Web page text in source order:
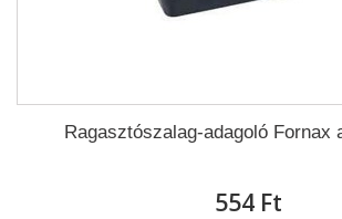
Ragasztószalag-adagoló Fornax
554 Ft‎